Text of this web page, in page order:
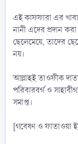
এই কাফফারা এর
নানী এদের প্রদান
ছেলেমেয়ে, তাদের
নয়।
আল্লাহই তাওফীক
পরিবারবর্গ ও
সমাপ্ত।
[গবেষণ ও ফাতাওয়া